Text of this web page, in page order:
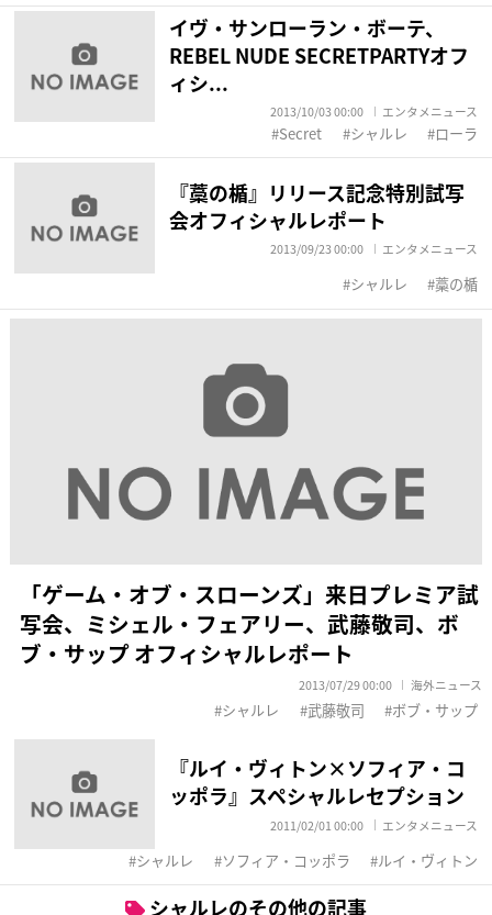
イヴ・サンローラン・ボーテ、
REBEL NUDE SECRETPARTYオフ
ィシ...
2013/10/03 00:00 エンタメニュース
Secret シャルレ ローラ
『藁の楯』リリース記念特別試写
会オフィシャルレポート
2013/09/23 00:00 エンタメニュース
シャルレ 藁の楯
「ゲーム・オブ・スローンズ」来日プレミア試
写会、ミシェル・フェアリー、武藤敬司、ボ
ブ・サップ オフィシャルレポート
2013/07/29 00:00 海外ニュース
シャルレ 武藤敬司 ボブ・サップ
『ルイ・ヴィトン×ソフィア・コ
ッポラ』スペシャルレセプション
2011/02/01 00:00 エンタメニュース
シャルレ ソフィア・コッポラ ルイ・ヴィトン
シャルレのその他の記事